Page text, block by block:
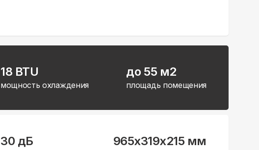
18 BTU
мощность охлаждения
до 55 м2
площадь помещения
30 дБ 965x319x215 мм